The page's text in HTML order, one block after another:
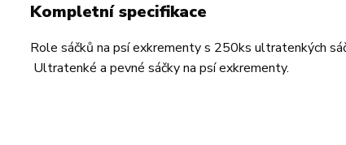
Kompletní specifikace
Role sáčků na psí exkrementy s 250ks ultratenkých
Ultratenké a pevné sáčky na psí exkrementy.